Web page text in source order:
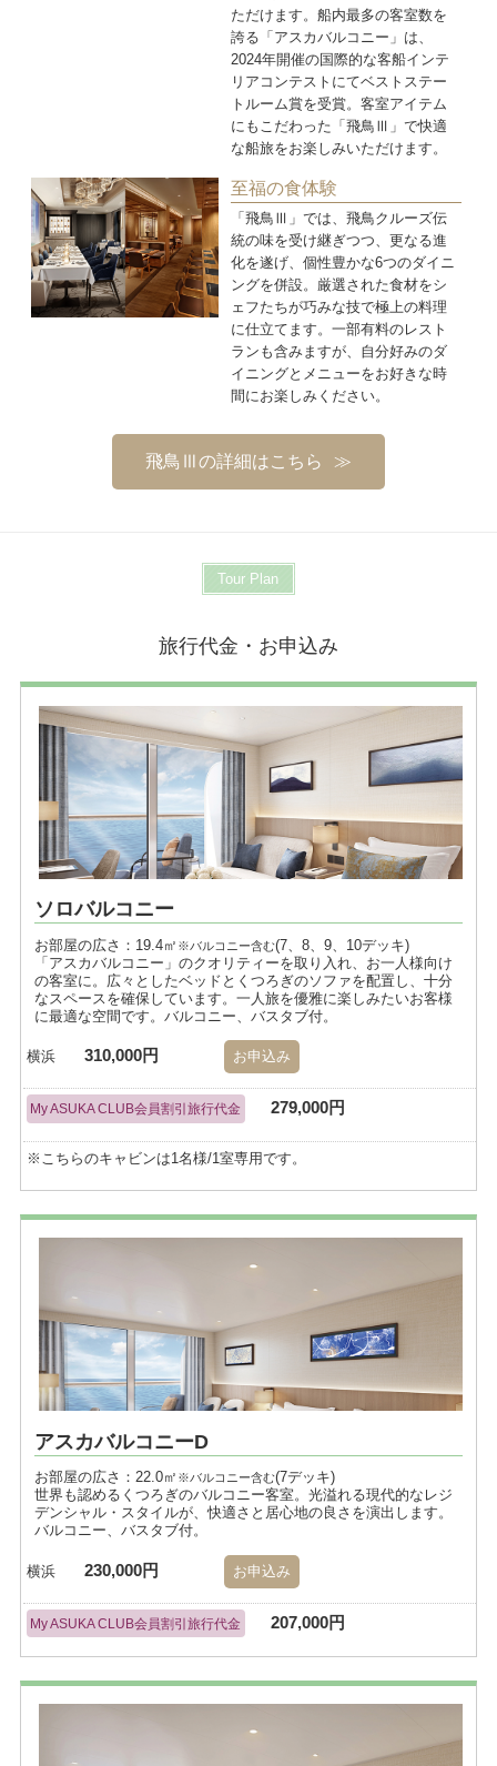
ただけます。船内最多の客室数を
誇る「アスカバルコニー」は、
2024年開催の国際的な客船インテ
リアコンテストにてベストステー
トルーム賞を受賞。客室アイテム
にもこだわった「飛鳥Ⅲ」で快適
な船旅をお楽しみいただけます。
至福の食体験
「飛鳥Ⅲ」では、飛鳥クルーズ伝
統の味を受け継ぎつつ、更なる進
化を遂げ、個性豊かな6つのダイニ
ングを併設。厳選された食材をシ
ェフたちが巧みな技で極上の料理
に仕立てます。一部有料のレスト
ランも含みますが、自分好みのダ
イニングとメニューをお好きな時
間にお楽しみください。
飛鳥Ⅲの詳細はこちら
Tour Plan
旅行代金・お申込み
ソロバルコニー
お部屋の広さ：19.4㎡ ※バルコニー含む(7、8、9、10デッキ)
「アスカバルコニー」のクオリティーを取り入れ、お一人様向け
の客室に。広々としたベッドとくつろぎのソファを配置し、十分
なスペースを確保しています。一人旅を優雅に楽しみたいお客様
に最適な空間です。バルコニー、バスタブ付。
横浜 310,000円 お申込み
My ASUKA CLUB会員割引旅行代金 279,000円
※こちらのキャビンは1名様/1室専用です。
アスカバルコニーD
お部屋の広さ：22.0㎡ ※バルコニー含む(7デッキ)
世界も認めるくつろぎのバルコニー客室。光溢れる現代的なレジ
デンシャル・スタイルが、快適さと居心地の良さを演出します。
バルコニー、バスタブ付。
横浜 230,000円 お申込み
My ASUKA CLUB会員割引旅行代金 207,000円